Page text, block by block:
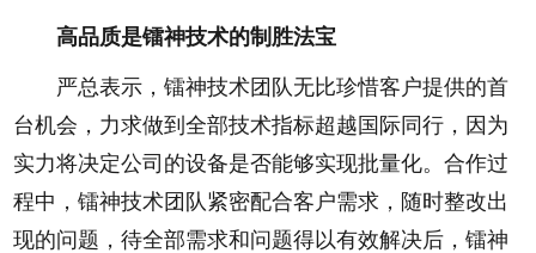
高品质是镭神技术的制胜法宝
严总表示，镭神技术团队无比珍惜客户提供的首
台机会，力求做到全部技术指标超越国际同行，因为
实力将决定公司的设备是否能够实现批量化。合作过
程中，镭神技术团队紧密配合客户需求，随时整改出
现的问题，待全部需求和问题得以有效解决后，镭神